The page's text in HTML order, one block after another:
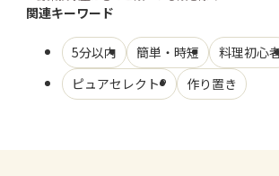
関連キーワード
5分以内 簡単・時短 料理初心
ピュアセレクト®
作り置き